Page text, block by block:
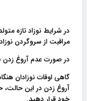
در شرایط نوزاد تازه
مراقبت از سروگردن
در صورت عدم آروغ زدن
گاهی اوقات نوزادان
آروغ زدن در این حالت،